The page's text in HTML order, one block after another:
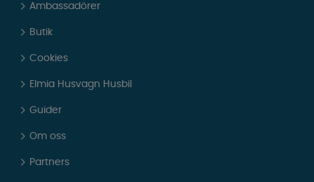
Ambassadörer
Butik
Cookies
Elmia Husvagn Husbil
Guider
Om oss
Partners